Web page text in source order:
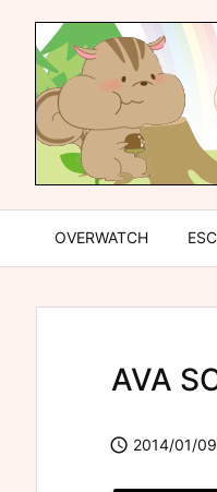
OVERWATCH
AVA
 2014/01/09